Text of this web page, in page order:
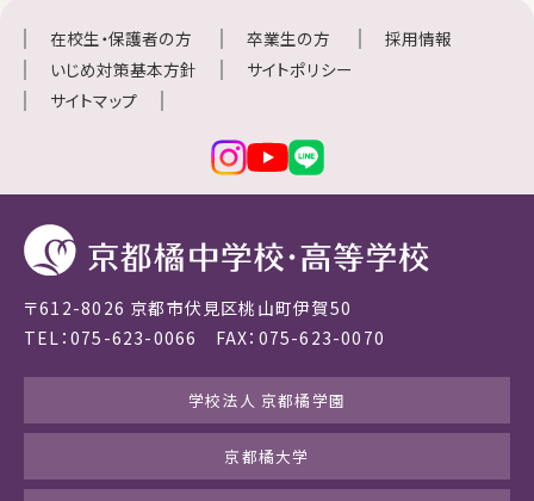
在校生・保護者の方 卒業生の方
採用情報
いじめ対策基本方針
サイトポリシー
サイトマップ
〒612-8026 京都市伏見区桃山町伊賀50
TEL：075-623-0066 FAX：075-623-0070
学校法人 京都橘学園
京都橘大学